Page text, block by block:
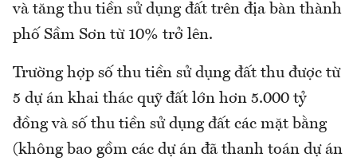
và tăng thu tiền sử dụng đất trên địa bàn thành
phố Sầm Sơn từ 10% trở lên.
Trường hợp số thu tiền sử dụng đất thu được từ
5 dự án khai thác quỹ đất lớn hơn 5.000 tỷ
đồng và số thu tiền sử dụng đất các mặt bằng
(không bao gồm các dự án đã thanh toán dự án